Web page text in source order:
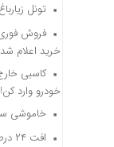
تونل
فروش
خرید اعلام شد
خودرو وارد کن!
خاموشی
افت ۲۴ درصدی تولید خودرو در کشور